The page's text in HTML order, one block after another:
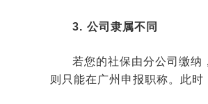
3. 公司隶属不同
若您的社保由分公司缴纳
则只能在广州申报职称。此